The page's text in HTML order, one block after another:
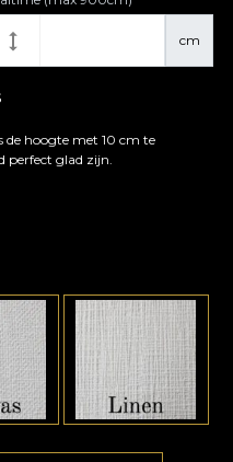
cm
de hoogte met 10 cm te
glad zijn.